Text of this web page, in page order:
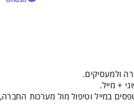
ולמעסיקים.
+ מייל.
במייל וטיפול מול מערכות החברה,